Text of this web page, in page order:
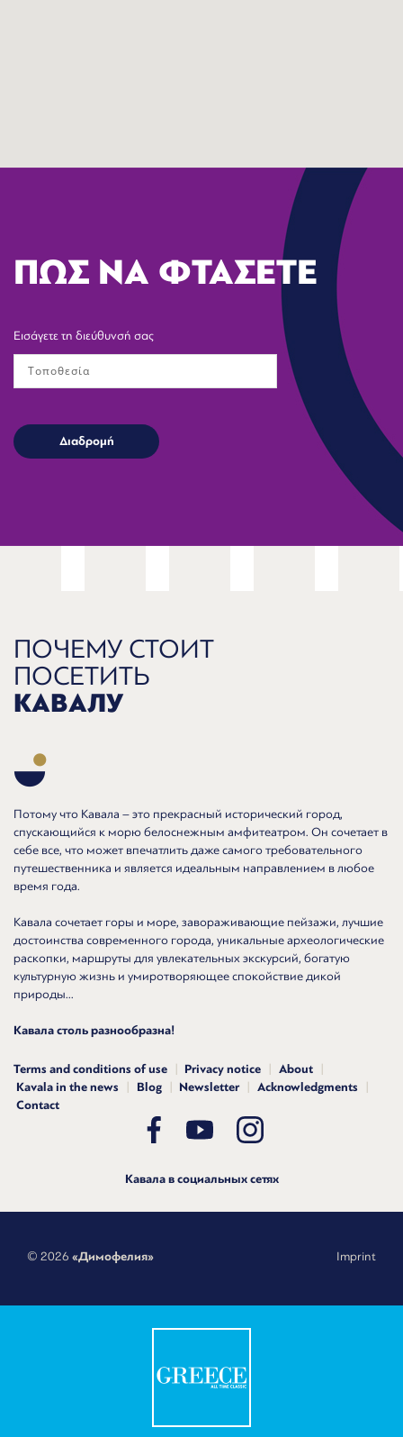
ΠΩΣ ΝΑ ΦΤΑΣΕΤΕ
Εισάγετε τη διεύθυνσή σας
ПОЧЕМУ СТОИТ
ПОСЕТИТЬ
КАВАЛУ
Потому что Кавала – это прекрасный исторический город,
спускающийся к морю белоснежным амфитеатром. Он сочетает в
себе все, что может впечатлить даже самого требовательного
путешественника и является идеальным направлением в любое
время года.
Кавала сочетает горы и море, завораживающие пейзажи, лучшие
достоинства современного города, уникальные археологические
раскопки, маршруты для увлекательных экскурсий, богатую
культурную жизнь и умиротворяющее спокойствие дикой
природы...
Кавала столь разнообразна!
Terms and conditions of use Privacy notice
About
Kavala in the news
Blog Newsletter
Acknowledgments
Contact
Кавала в социальных сетях
© 2026 «Димофелия» Imprint